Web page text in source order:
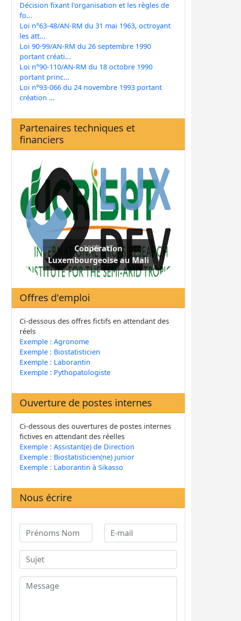
Décision fixant l'organisation et les règles de
fo...
Loi n°63-48/AN-RM du 31 mai 1963, octroyant
les att...
Loi 90-99/AN-RM du 26 septembre 1990
portant créati...
Loi n°90-110/AN-RM du 18 octobre 1990
portant princ...
Loi n°93-066 du 24 novembre 1993 portant
création ...
Partenaires techniques et
financiers
Coopération
Luxembourgeoise au Mali
Offres d'emploi
Ci-dessous des offres fictifs en attendant des
réels
Exemple : Agronome
Exemple : Biostatisticien
Exemple : Laborantin
Exemple : Pythopatologiste
Ouverture de postes internes
Ci-dessous des ouvertures de postes internes
fictives en attendant des réelles
Exemple : Assistant(e) de Direction
Exemple : Biostatisticien(ne) junior
Exemple : Laborantin à Sikasso
Nous écrire